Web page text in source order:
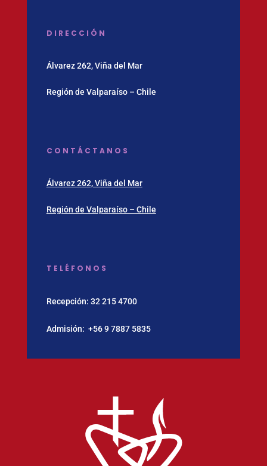
DIRECCIÓN
Álvarez 262, Viña del Mar
Región de Valparaíso – Chile
CONTÁCTANOS
Álvarez 262, Viña del Mar
Región de Valparaíso – Chile
TELÉFONOS
Recepción: 32 215 4700
Admisión: ‪+56 9 7887 5835